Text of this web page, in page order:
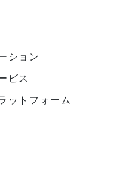
ション
ビス
ットフォーム